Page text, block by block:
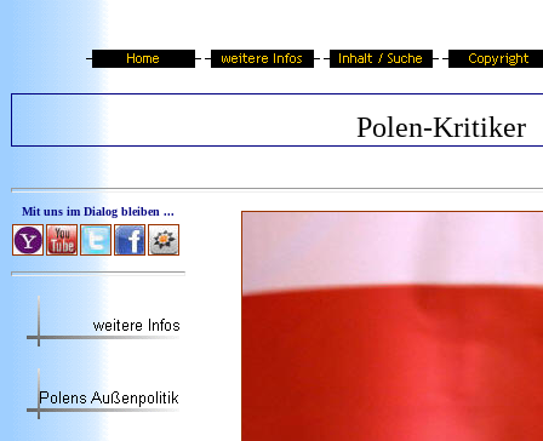
Polen-Kritiker
Mit uns im Dialog bleiben ...